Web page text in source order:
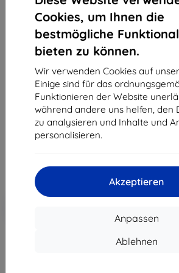
Cookies, um Ihnen die
bestmögliche
bieten zu können.
Wir verwenden Cookies auf
Einige sind für das
Funktionieren der Website
während andere uns helfen, den
zu analysieren und Inhalte und
personalisieren.
Akzeptieren
Anpassen
Ablehnen
3MK Foil 1UP Samsung S901 S22
Stück
Geeignet für: Samsung Galaxy S22
21,90 €
19,71 €
ohne MWSt
Rabatt mit Gutschein